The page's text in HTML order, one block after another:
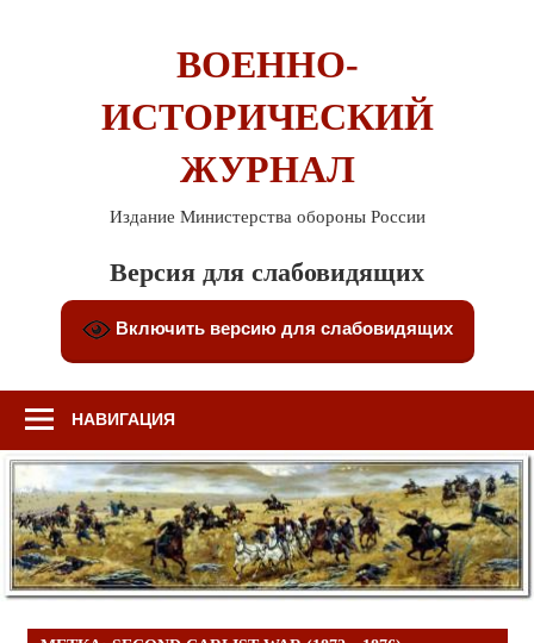
ВОЕННО-
ИСТОРИЧЕСКИЙ
ЖУРНАЛ
Издание Министерства обороны России
Версия для слабовидящих
Включить версию для слабовидящих
НАВИГАЦИЯ